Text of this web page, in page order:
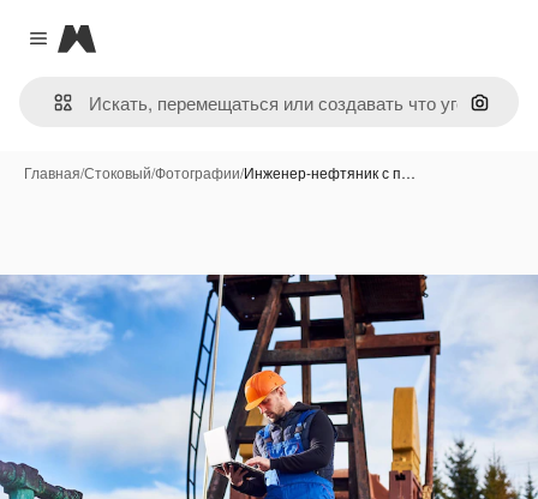
Close menu
Magnific
Поиск
Главная/Стоковый/Фотографии/Инженер-нефтяник с п…